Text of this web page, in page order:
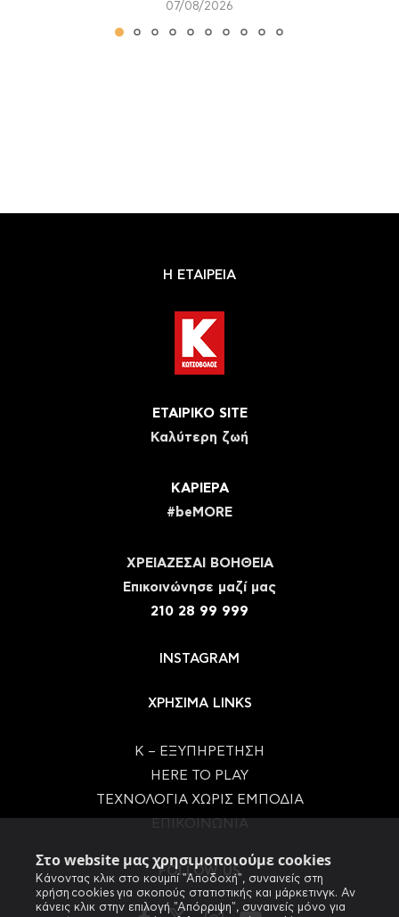
Στο website μας χρησιμοποιούμε cookies
Κάνοντας κλικ στο κουμπί "Αποδοχή", συναινείς στη
χρήση cookies για σκοπούς στατιστικής και μάρκετινγκ. Αν
κάνεις κλικ στην επιλογή "Απόρριψη", συναινείς μόνο για
07/08/2026
Η ΕΤΑΙΡΕΙΑ
ΕΤΑΙΡΙΚΟ SITE
Καλύτερη ζωή
ΚΑΡΙΕΡΑ
#beMORE
ΧΡΕΙΑΖΕΣΑΙ ΒΟΗΘΕΙΑ
Eπικοινώνησε μαζί μας
210 28 99 999
INSTAGRAM
ΧΡΗΣΙΜΑ LINKS
Κ – ΕΞΥΠΗΡΕΤΗΣΗ
HERE TO PLAY
ΤΕΧΝΟΛΟΓΙΑ ΧΩΡΙΣ ΕΜΠΟΔΙΑ
FOLLOW US